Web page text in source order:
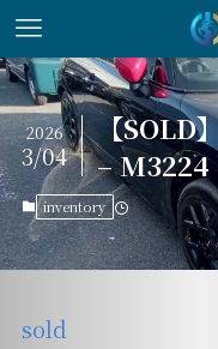
【SOLD
– M3224
2026
3/04
inventory
sold